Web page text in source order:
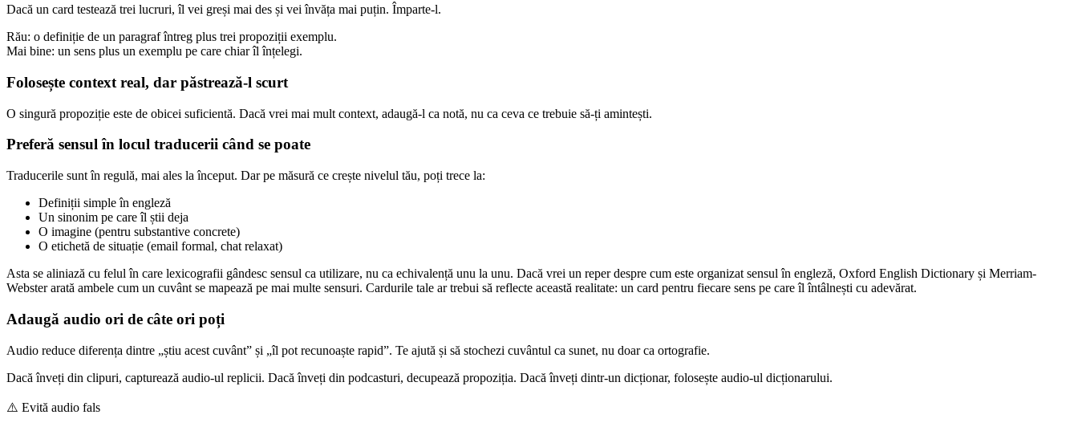
Dacă un card testează trei lucruri, îl vei greși mai des și vei învăța mai puțin. Împarte-l.
Rău: o definiție de un paragraf întreg plus trei propoziții exemplu.
Mai bine: un sens plus un exemplu pe care chiar îl înțelegi.
Folosește context real, dar păstrează-l scurt
O singură propoziție este de obicei suficientă. Dacă vrei mai mult context, adaugă-l ca notă, nu ca ceva ce trebuie să-ți amintești.
Preferă sensul în locul traducerii când se poate
Traducerile sunt în regulă, mai ales la început. Dar pe măsură ce crește nivelul tău, poți trece la:
Definiții simple în engleză
Un sinonim pe care îl știi deja
O imagine (pentru substantive concrete)
O etichetă de situație (email formal, chat relaxat)
Asta se aliniază cu felul în care lexicografii gândesc sensul ca utilizare, nu ca echivalență unu la unu. Dacă vrei un reper despre cum este organizat sensul în engleză, Oxford English Dictionary și Merriam-
Webster arată ambele cum un cuvânt se mapează pe mai multe sensuri. Cardurile tale ar trebui să reflecte această realitate: un card pentru fiecare sens pe care îl întâlnești cu adevărat.
Adaugă audio ori de câte ori poți
Audio reduce diferența dintre „știu acest cuvânt” și „îl pot recunoaște rapid”. Te ajută și să stochezi cuvântul ca sunet, nu doar ca ortografie.
Dacă înveți din clipuri, capturează audio-ul replicii. Dacă înveți din podcasturi, decupează propoziția. Dacă înveți dintr-un dicționar, folosește audio-ul dicționarului.
⚠️ Evită audio fals